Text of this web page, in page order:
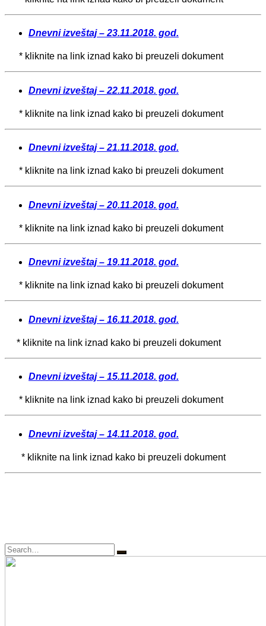
Dnevni izveštaj – 23.11.2018. god.
* kliknite na link iznad kako bi preuzeli dokument
Dnevni izveštaj – 22.11.2018. god.
* kliknite na link iznad kako bi preuzeli dokument
Dnevni izveštaj – 21.11.2018. god.
* kliknite na link iznad kako bi preuzeli dokument
Dnevni izveštaj – 20.11.2018. god.
* kliknite na link iznad kako bi preuzeli dokument
Dnevni izveštaj – 19.11.2018. god.
* kliknite na link iznad kako bi preuzeli dokument
Dnevni izveštaj – 16.11.2018. god.
* kliknite na link iznad kako bi preuzeli dokument
Dnevni izveštaj – 15.11.2018. god.
* kliknite na link iznad kako bi preuzeli dokument
Dnevni izveštaj – 14.11.2018. god.
* kliknite na link iznad kako bi preuzeli dokument
Search
for: